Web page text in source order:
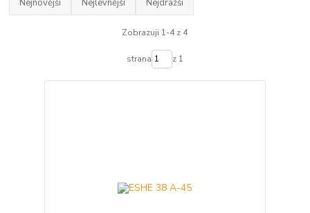
Nejnovější Nejlevnější Nejdražší
Zobrazuji 1-4 z 4
strana z 1